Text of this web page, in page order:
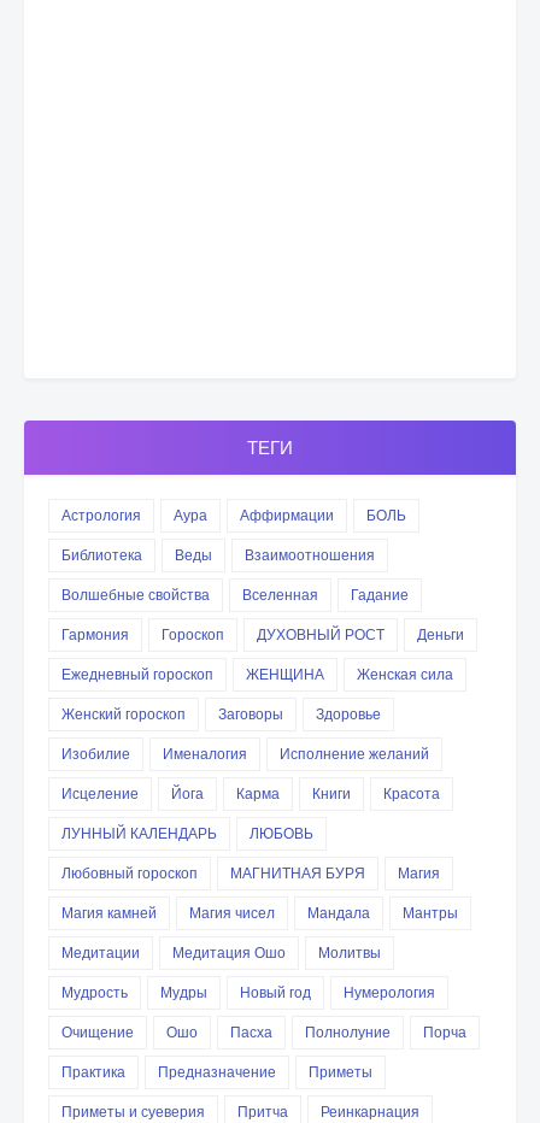
ТЕГИ
Астрология Аура Аффирмации
БОЛЬ
Библиотека
Веды
Взаимоотношения
Волшебные свойства
Вселенная
Гадание
Гармония
Гороскоп ДУХОВНЫЙ РОСТ
Деньги
Ежедневный гороскоп
ЖЕНЩИНА
Женская сила
Женский гороскоп
Заговоры
Здоровье
Изобилие
Именалогия
Исполнение желаний
Исцеление
Йога Карма Книги
Красота
ЛУННЫЙ КАЛЕНДАРЬ
ЛЮБОВЬ
Любовный гороскоп
МАГНИТНАЯ БУРЯ
Магия
Магия камней
Магия чисел Мандала
Мантры
Медитации
Медитация Ошо
Молитвы
Мудрость
Мудры Новый год
Нумерология
Очищение
Ошо Пасха Полнолуние
Порча
Практика
Предназначение
Приметы
Приметы и суеверия
Притча
Реинкарнация